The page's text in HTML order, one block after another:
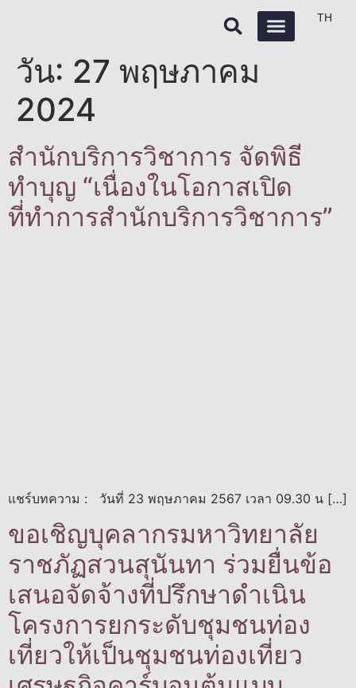
TH
วัน: 27 พฤษภาคม
2024
สำนักบริการวิชาการ จัดพิธี
ทำบุญ “เนื่องในโอกาสเปิด
ที่ทำการสำนักบริการวิชาการ”
แชร์บทความ : วันที่ 23 พฤษภาคม 2567 เวลา 09.30 น […]
ขอเชิญบุคลากรมหาวิทยาลัย
ราชภัฏสวนสุนันทา ร่วมยื่นข้อ
เสนอจัดจ้างที่ปรึกษาดำเนิน
โครงการยกระดับชุมชนท่อง
เที่ยวให้เป็นชุมชนท่องเที่ยว